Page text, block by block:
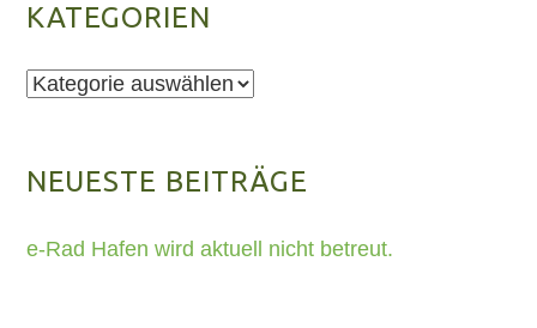
KATEGORIEN
Kategorien
NEUESTE BEITRÄGE
e-Rad Hafen wird aktuell nicht betreut.